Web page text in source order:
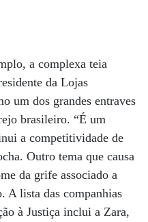
a complexa teia
da Lojas
um dos grandes entraves
brasileiro. “É um
a competitividade de
Outro tema que causa
da grife associado a
A lista das companhias
à Justiça inclui a Zara,